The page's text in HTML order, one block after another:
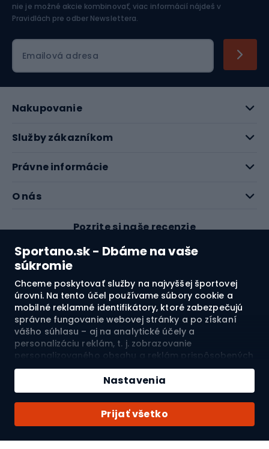
Sportano.sk - Dbáme na vaše
súkromie
Chceme poskytovať služby na najvyššej športovej
úrovni. Na tento účel používame súbory cookie a
mobilné reklamné identifikátory, ktoré zabezpečujú
správne fungovanie webovej stránky a po získaní
vášho súhlasu – aj na analytické účely a
personalizáciu reklám, t. j. zobrazovanie
personalizovaného obsahu a reklám prispôsobených
vašim záujmom a meranie ich účinnosti. Súbory
cookie a mobilné reklamné identifikátory môžu byť
použité ako na personalizované, tak aj na
nepersonalizované reklamné aktivity – v závislosti od
vášho súhlasu. Ak kliknete na „Prijmúť všetko“,
vyjadríte súhlas so spracovaním vašich osobných
údajov spoločnosťou SPORTANO.COM Sp. z o.o. a jej
Prijať všetko
Nastavenia
nie je možné akcie kombinovať, viac informácií nájdeš v
Pravidlách pre odber Newslettera.
Emailová adresa
Nakupovanie
Služby zákazníkom
Právne informácie
O nás
Pozrite si naše recenzie
4.7
Doprava do: SK
© 2026 Sportano